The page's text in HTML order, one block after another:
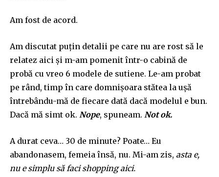
Am fost de acord.
Am discutat puțin detalii pe care nu are rost să le
relatez aici și m-am pomenit într-o cabină de
probă cu vreo 6 modele de sutiene. Le-am probat
pe rând, timp în care domnișoara stătea la ușă
întrebându-mă de fiecare dată dacă modelul e bun.
Dacă mă simt ok. Nope, spuneam. Not ok.
A durat ceva… 30 de minute? Poate… Eu
abandonasem, femeia însă, nu. Mi-am zis, asta e,
nu e simplu să facishoppingaici.